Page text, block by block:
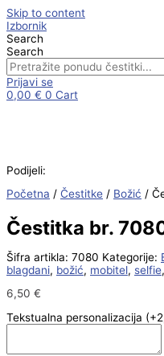
Skip to content
Izbornik
Search
Search
Prijavi se
0,00 € 0 Cart
Podijeli:
Početna / Čestitke / Božić /
Čestitka br.
Šifra artikla: 7080 Kategorije:
blagdani, božić, mobitel, selfie,
6,50 €
Tekstualna personalizacija